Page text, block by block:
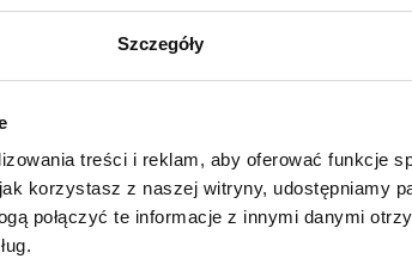
Szczegóły
treści i reklam, aby oferować funkcje
korzystasz z naszej witryny, udostępniamy
połączyć te informacje z innymi danymi